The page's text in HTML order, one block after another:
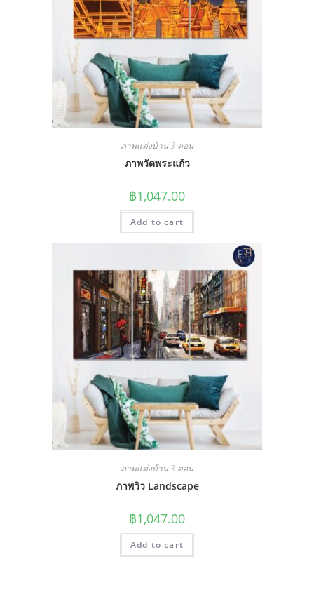
ภาพแต่งบ้าน 3 ตอน
ภาพวัดพระแก้ว
฿1,047.00
Add to cart
ภาพแต่งบ้าน 3 ตอน
ภาพวิว Landscape
฿1,047.00
Add to cart